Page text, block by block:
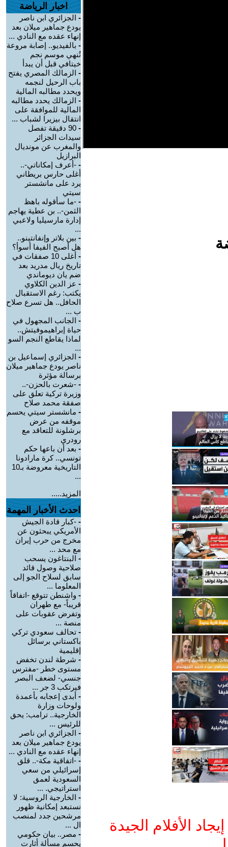
الأفلام الجيدة
اخبار الرياضة
- الجزائري ابن ناصر
يودع جماهير ميلان بعد
إنهاء عقده مع النادي ...
- بالفيديو.. إصابة مروعة
تُنهي موسم نجم
خيتافي قبل أن يبدأ
- الزمالك المصري يفتح
باب الرحيل لنجمه
ويحدد مطالبه المالية
- الزمالك يحدد مطالبه
المالية للموافقة على
انتقال بيزيرا لشباب ...
-
90 دقيقة تفصل
سيدات الجزائر
والمغرب عن مونديال
البرازيل
- -أعرف إمكاناتي-..
أغلى حارس بريطاني
يرد على مانشستر
سيتي
- -ما سأقوله باهظ
الثمن-.. بن عطية يهاجم
إدارة مارسيليا ولاعبي
...
- بين بلاتر وإنفانتينو..
هل أصبح الفيفا أسوأ؟
-
أغلى 10 صفقات في
تاريخ ريال مدريد بعد
ضم يان ديوماندي
- عز الدين الكلاوي
يكتب: رغم الاستقبال
الحافل.. هل تسرع صلاح
ب ...
- الجانب المجهول في
حياة إبراهيموفيتش..
لماذا يقاطع النجم السو
...
- الجزائري إسماعيل بن
ناصر يودع جماهير ميلان
برسالة مؤثرة
- -شعرت بالحزن-..
وزيرة تركية تعلق على
صفقة محمد صلاح
- مانشستر سيتي يحسم
موقفه من عرض
برشلونة للتعاقد مع
رودري
- بعد أن باعها حكم
تونسي.. كرة مارادونا
التاريخية معروضة بـ10
...
المزيد.....
احدث الأخبار المهمة
- -كبار قادة الجيش
الأمريكي يبحثون عن
مخرج من حرب إيران
مع محد ...
- البنتاغون يسحب
صلاحية وصول قائد
سابق لسلاح الجو إلى
المعلوما ...
- واشنطن تتوقع -اتفاقاً
قريباً- مع طهران
وتفرض عقوبات على
منصة ...
- تحالف سعودي تركي
باكستاني برسائل
إقليمية
- شرطة لندن تخفض
مستوى خطر -مفترس
جنسي- لضعف البصر
فيرتكب 3 جر ...
- أبدى إعجابه بأعمدة
ولوحات وزارة
الخارجية.. ترامب: يحق
للرئيس ...
- الجزائري ابن ناصر
يودع جماهير ميلان بعد
إنهاء عقده مع النادي ...
- -اتفاقية مكة-.. قلق
إسرائيلي من سعي
السعودية لعمق
استراتيجي. ...
- الخارجية الروسية: لا
نستبعد إمكانية ظهور
مرشحين جدد لمنصب
ال ...
- مصر.. بيان حكومي
يحسم مسألة أثارت